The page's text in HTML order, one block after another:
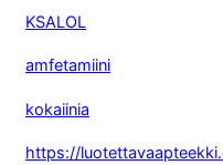
KSALOL
amfetamiini
kokaiinia
https://